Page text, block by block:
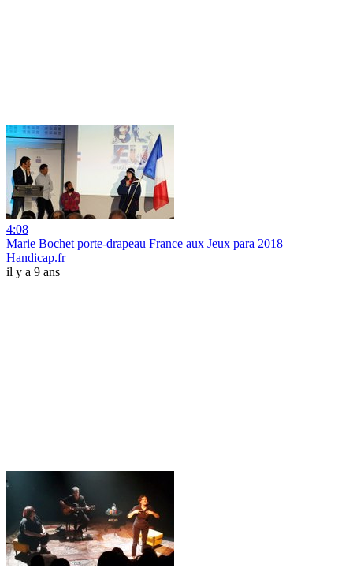
4:08
Marie Bochet porte-drapeau France aux Jeux para 2018
Handicap.fr
il y a 9 ans